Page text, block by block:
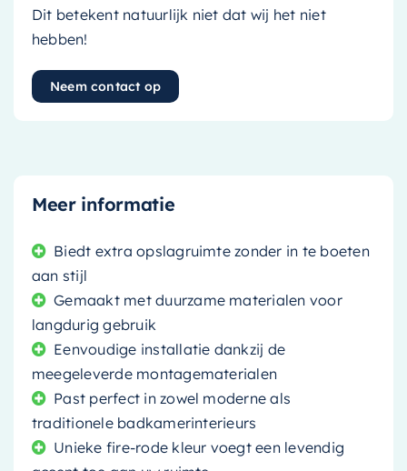
Dit betekent natuurlijk niet dat wij het niet
hebben!
Neem contact op
Meer informatie
Biedt extra opslagruimte zonder in te boeten
aan stijl
Gemaakt met duurzame materialen voor
langdurig gebruik
Eenvoudige installatie dankzij de
meegeleverde montagematerialen
Past perfect in zowel moderne als
traditionele badkamerinterieurs
Unieke fire-rode kleur voegt een levendig